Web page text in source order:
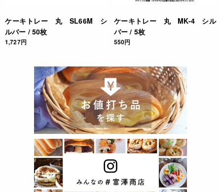
ケーキトレー 丸 SL66M シ
ルバー / 50枚
1,727円
ケーキトレー 丸 MK-4 シル
バー / 5枚
550円